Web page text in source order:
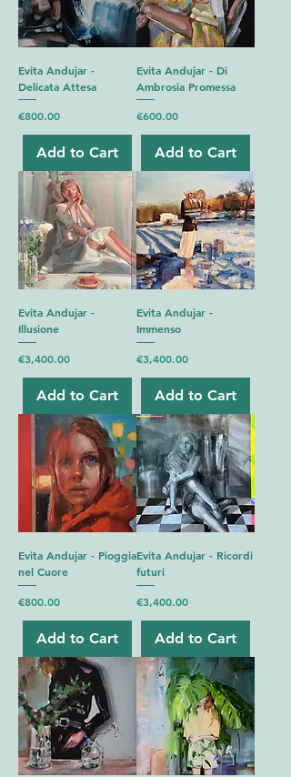
Evita Andujar -
Delicata Attesa
Price
€800.00
Add to Cart
Evita Andujar - Di
Ambrosia Promessa
Price
€600.00
Add to Cart
Evita Andujar -
Illusione
Price
€3,400.00
Add to Cart
Evita Andujar -
Immenso
Price
€3,400.00
Add to Cart
Evita Andujar - Pioggia
nel Cuore
Price
€800.00
Add to Cart
Evita Andujar - Ricordi
futuri
Price
€3,400.00
Add to Cart